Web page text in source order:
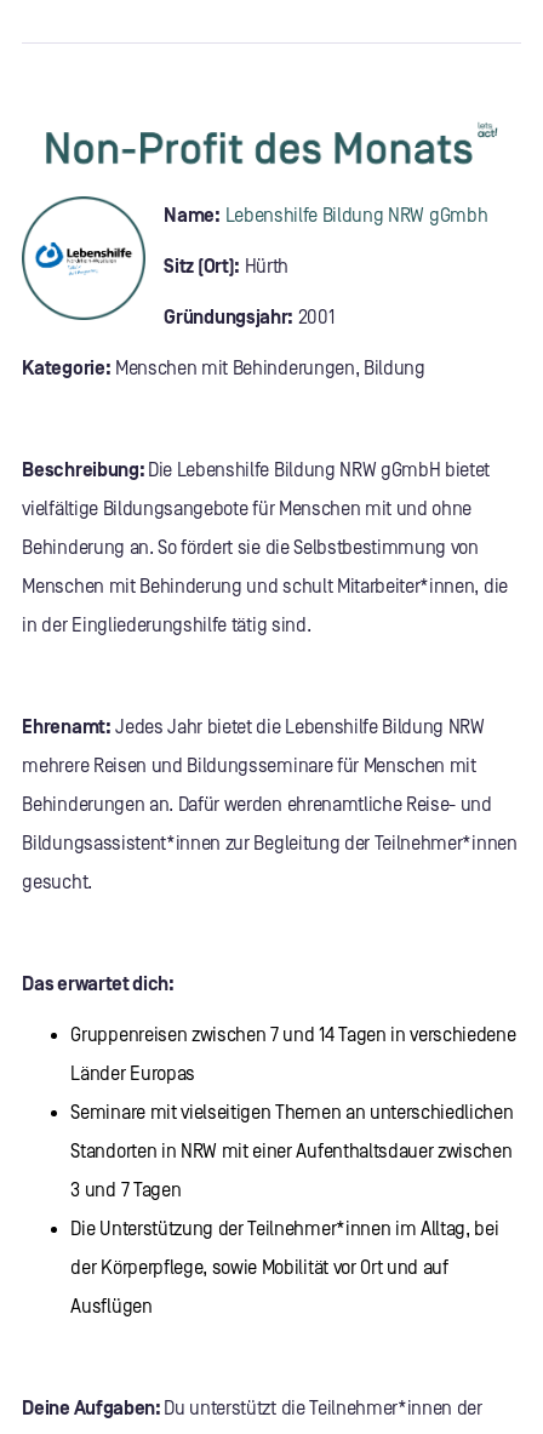
Name: Lebenshilfe Bildung NRW gGmbh
Sitz (Ort): Hürth
Gründungsjahr: 2001
Kategorie: Menschen mit Behinderungen, Bildung
Beschreibung: Die Lebenshilfe Bildung NRW gGmbH bietet
vielfältige Bildungsangebote für Menschen mit und ohne
Behinderung an. So fördert sie die Selbstbestimmung von
Menschen mit Behinderung und schult Mitarbeiter*innen, die
in der Eingliederungshilfe tätig sind.
Ehrenamt: Jedes Jahr bietet die Lebenshilfe Bildung NRW
mehrere Reisen und Bildungsseminare für Menschen mit
Behinderungen an. Dafür werden ehrenamtliche Reise- und
Bildungsassistent*innen zur Begleitung der Teilnehmer*innen
gesucht.
Das erwartet dich:
Gruppenreisen zwischen 7 und 14 Tagen in verschiedene
Länder Europas
Seminare mit vielseitigen Themen an unterschiedlichen
Standorten in NRW mit einer Aufenthaltsdauer zwischen
3 und 7 Tagen
Die Unterstützung der Teilnehmer*innen im Alltag, bei
der Körperpflege, sowie Mobilität vor Ort und auf
Ausflügen
Deine Aufgaben: Du unterstützt die Teilnehmer*innen der